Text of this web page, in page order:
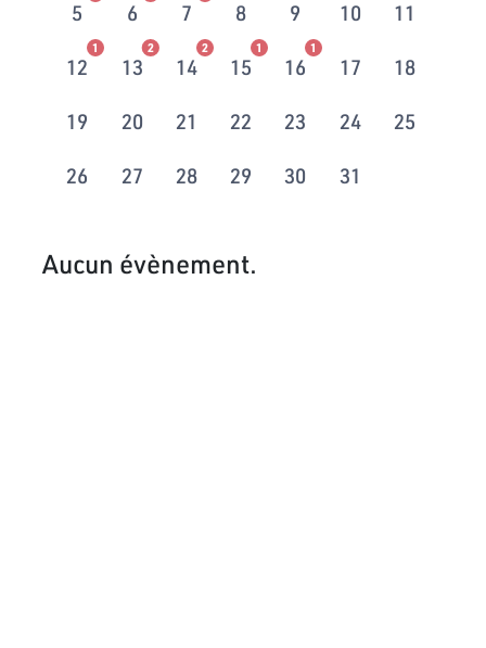
5 6 7 8 9 10 11
12
1
13
2
14
2
15
1
16
1
17 18
19 20 21 22 23 24 25
26 27 28 29 30 31
Aucun évènement.